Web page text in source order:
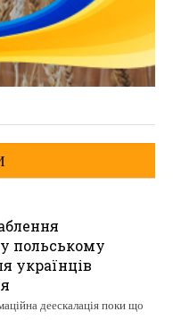
польському
українців
деескалація поки що